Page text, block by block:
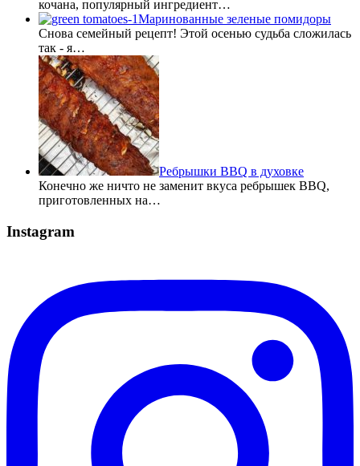
кочана, популярный ингредиент…
Маринованные зеленые помидоры
Снова семейный рецепт! Этой осенью судьба сложилась
так - я…
Ребрышки BBQ в духовке
Конечно же ничто не заменит вкуса ребрышек BBQ,
приготовленных на…
Instagram